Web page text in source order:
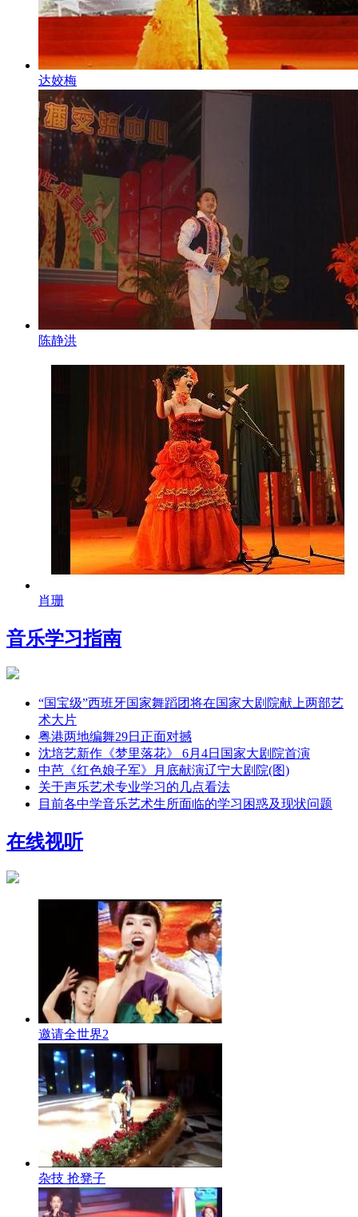
达姣梅
陈静洪
肖珊
音乐学习指南
“国宝级”西班牙国家舞蹈团将在国家大剧院献上两部艺
术大片
粤港两地编舞29日正面对撼
沈培艺新作《梦里落花》 6月4日国家大剧院首演
中芭《红色娘子军》月底献演辽宁大剧院(图)
关于声乐艺术专业学习的几点看法
目前各中学音乐艺术生所面临的学习困惑及现状问题
在线视听
邀请全世界2
杂技 抢凳子